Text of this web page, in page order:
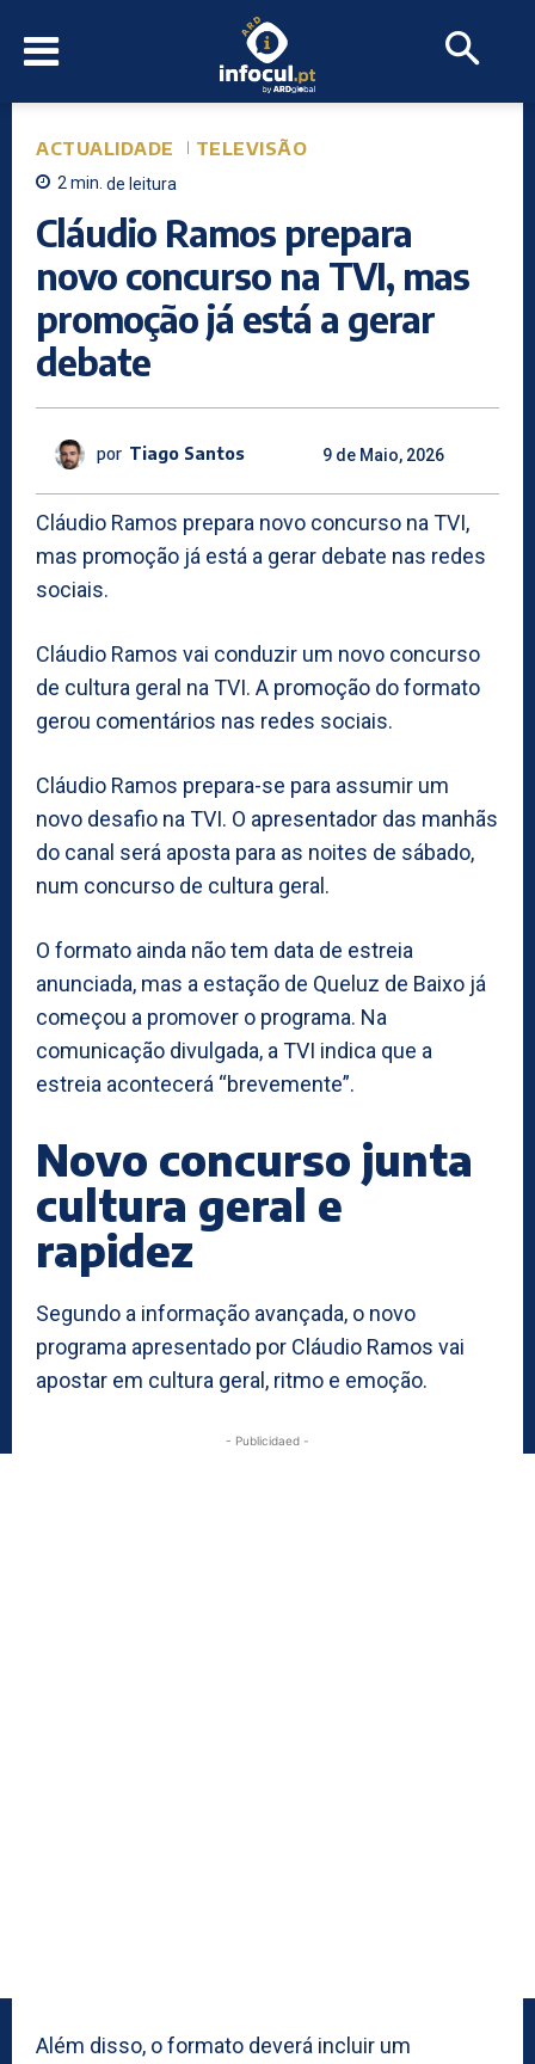
ACTUALIDADE TELEVISÃO
2min. de leitura
Cláudio Ramos prepara
novo concurso na TVI, mas
promoção já está a gerar
debate
por Tiago Santos 9 de Maio, 2026
Cláudio Ramos prepara novo concurso na TVI,
mas promoção já está a gerar debate nas redes
sociais.
Cláudio Ramos vai conduzir um novo concurso
de cultura geral na TVI. A promoção do formato
gerou comentários nas redes sociais.
Cláudio Ramos prepara-se para assumir um
novo desafio na TVI. O apresentador das manhãs
do canal será aposta para as noites de sábado,
num concurso de cultura geral.
O formato ainda não tem data de estreia
anunciada, mas a estação de Queluz de Baixo já
começou a promover o programa. Na
comunicação divulgada, a TVI indica que a
estreia acontecerá “brevemente”.
Novo concurso junta
cultura geral e
rapidez
Segundo a informação avançada, o novo
programa apresentado por Cláudio Ramos vai
apostar em cultura geral, ritmo e emoção.
- Publicidaed -
Além disso, o formato deverá incluir um